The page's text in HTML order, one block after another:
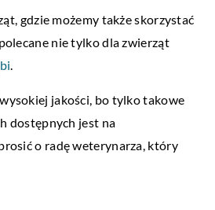
gdzie możemy także skorzystać
nie tylko dla zwierząt
jakości, bo tylko takowe
dostępnych jest na
o radę weterynarza, który
to wyjątkowy czas, w którym można
oraz zwiedzić ciekawe miejsca na
Niezależnie od celu podróży na